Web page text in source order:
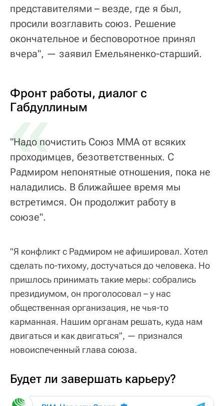
представителями – везде, где я был,
просили возглавить союз. Решение
окончательное и бесповоротное принял
вчера", — заявил Емельяненко-старший.
Фронт работы, диалог с
Габдуллиным
«
"Надо почистить Союз ММА от всяких
проходимцев, безответственных. С
Радмиром непонятные отношения, пока не
наладились. В ближайшее время мы
встретимся. Он продолжит работу в
союзе".
"Я конфликт с Радмиром не афишировал. Хотел
сделать по-тихому, достучаться до человека. Но
пришлось принимать такие меры: собрались
президиумом, он проголосовал – у нас
общественная организация, не чья-то
карманная. Нашим органам решать, куда нам
двигаться и как двигаться", — признался
новоиспеченный глава союза.
Будет ли завершать карьеру?